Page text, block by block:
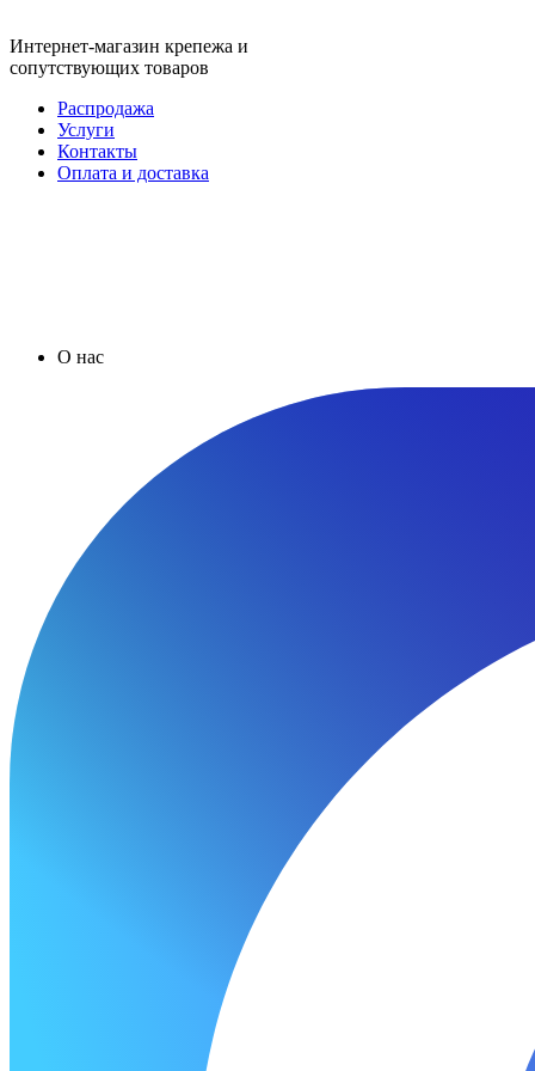
Интернет-магазин крепежа и
сопутствующих товаров
Распродажа
Услуги
Контакты
Оплата и доставка
О нас